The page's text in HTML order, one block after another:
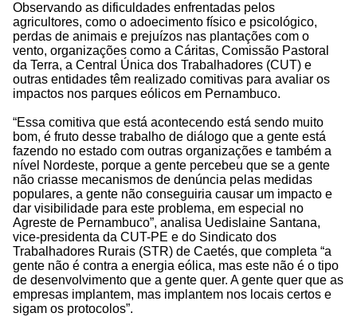
Observando as dificuldades enfrentadas pelos
agricultores, como o adoecimento físico e psicológico,
perdas de animais e prejuízos nas plantações com o
vento, organizações como a Cáritas, Comissão Pastoral
da Terra, a Central Única dos Trabalhadores (CUT) e
outras entidades têm realizado comitivas para avaliar os
impactos nos parques eólicos em Pernambuco.
“Essa comitiva que está acontecendo está sendo muito
bom, é fruto desse trabalho de diálogo que a gente está
fazendo no estado com outras organizações e também a
nível Nordeste, porque a gente percebeu que se a gente
não criasse mecanismos de denúncia pelas medidas
populares, a gente não conseguiria causar um impacto e
dar visibilidade para este problema, em especial no
Agreste de Pernambuco”, analisa Uedislaine Santana,
vice-presidenta da CUT-PE e do Sindicato dos
Trabalhadores Rurais (STR) de Caetés, que completa “a
gente não é contra a energia eólica, mas este não é o tipo
de desenvolvimento que a gente quer. A gente quer que as
empresas implantem, mas implantem nos locais certos e
sigam os protocolos”.